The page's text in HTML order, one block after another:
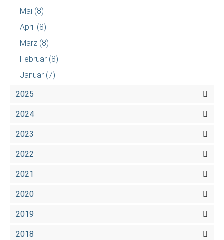
Mai (8)
April (8)
März (8)
Februar (8)
Januar (7)
2025
2024
2023
2022
2021
2020
2019
2018